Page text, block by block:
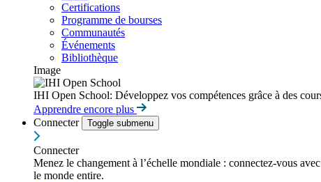
Certifications
Programme de bourses
Communautés
Événements
Bibliothèque
Image
IHI Open School: Développez vos compétences grâce à des
Apprendre encore plus
Connecter
Toggle submenu
Connecter
Menez le changement à l’échelle mondiale : connectez-vous
le monde entire.